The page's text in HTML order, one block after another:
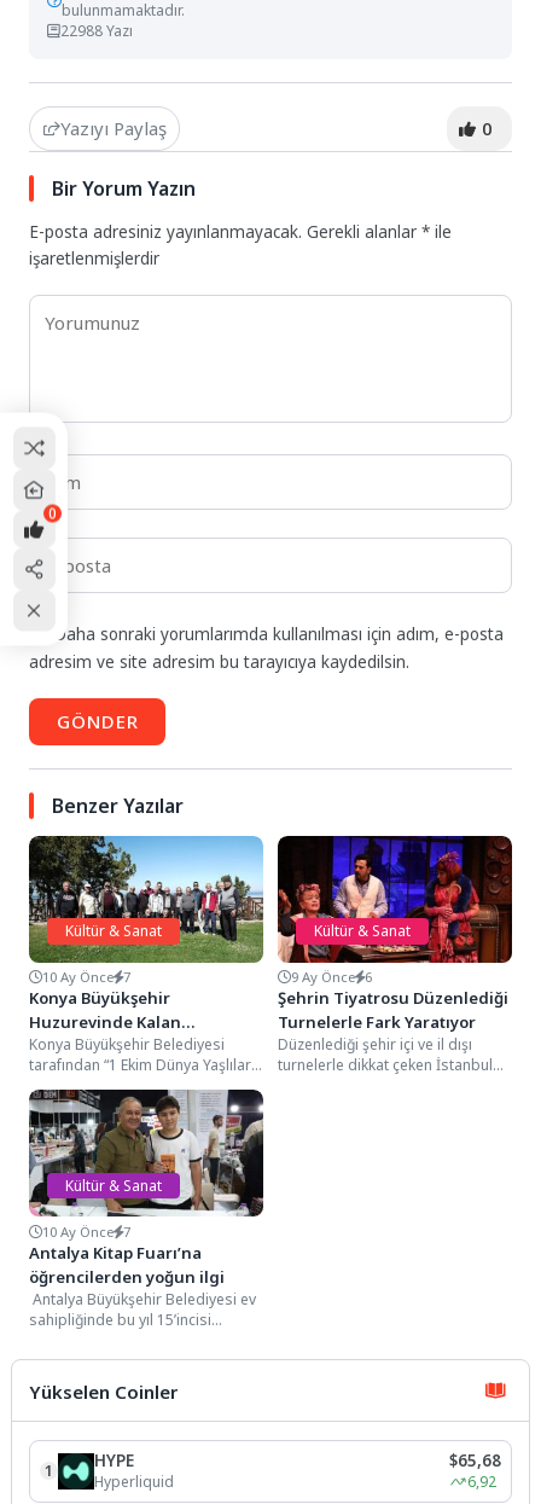
bulunmamaktadır.
22988 Yazı
Yazıyı Paylaş 0
Bir Yorum Yazın
E-posta adresiniz yayınlanmayacak. Gerekli alanlar* ile
işaretlenmişlerdir
Daha sonraki yorumlarımda kullanılması için adım, e-posta
adresim ve site adresim bu tarayıcıya kaydedilsin.
GÖNDER
Benzer Yazılar
Kültür & Sanat
10 Ay Önce 7
Konya Büyükşehir
Huzurevinde Kalan
Büyüklerimiz İçin Kamp
Etkinliği Düzenledi
Konya Büyükşehir Belediyesi
tarafından “1 Ekim Dünya Yaşlılar
Günü” vesilesiyle huzurevinde
kalan büyüklerimiz için Beyşehir...
Kültür & Sanat
9 Ay Önce 6
Şehrin Tiyatrosu Düzenlediği
Turnelerle Fark Yaratıyor
Düzenlediği şehir içi ve il dışı
turnelerle dikkat çeken İstanbul
Kültür & Sanat
10 Ay Önce 7
Antalya Kitap Fuarı’na
öğrencilerden yoğun ilgi
Antalya Büyükşehir Belediyesi ev
sahipliğinde bu yıl 15’incisi
Fuarı’na öğrenciler yoğun ilgi...
Yükselen Coinler
1 HYPE
Hyperliquid
$65,68
6,92
0